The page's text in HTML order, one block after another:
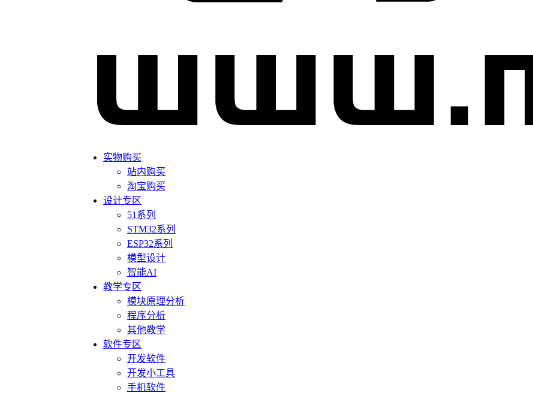
实物购买
站内购买
淘宝购买
设计专区
51系列
STM32系列
ESP32系列
模型设计
智能AI
教学专区
模块原理分析
程序分析
其他教学
软件专区
开发软件
开发小工具
手机软件